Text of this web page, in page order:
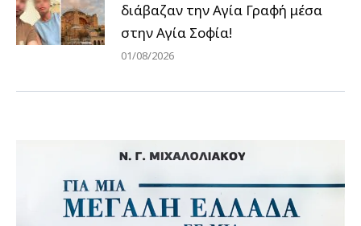
διάβαζαν την Αγία Γραφή μέσα
στην Αγία Σοφία!
01/08/2026